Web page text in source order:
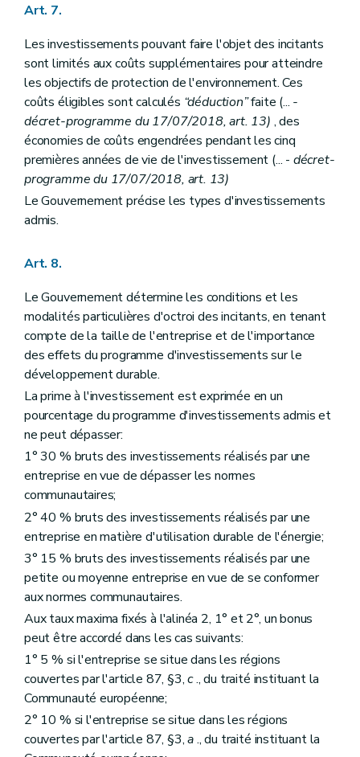
Art. 7.
Les investissements pouvant faire l'objet des incitants
sont limités aux coûts supplémentaires pour atteindre
les objectifs de protection de l'environnement. Ces
coûts éligibles sont calculés “déduction”faite (... -
décret-programme du 17/07/2018, art. 13) , des
économies de coûts engendrées pendant les cinq
premières années de vie de l'investissement (... - décret-
programme du 17/07/2018, art. 13)
Le Gouvernement précise les types d'investissements
admis.
Art. 8.
Le Gouvernement détermine les conditions et les
modalités particulières d'octroi des incitants, en tenant
compte de la taille de l'entreprise et de l'importance
des effets du programme d'investissements sur le
développement durable.
La prime à l'investissement est exprimée en un
pourcentage du programme d'investissements admis et
ne peut dépasser:
1° 30 % bruts des investissements réalisés par une
entreprise en vue de dépasser les normes
communautaires;
2° 40 % bruts des investissements réalisés par une
entreprise en matière d'utilisation durable de l'énergie;
3° 15 % bruts des investissements réalisés par une
petite ou moyenne entreprise en vue de se conformer
aux normes communautaires.
Aux taux maxima fixés à l'alinéa 2, 1° et 2°, un bonus
peut être accordé dans les cas suivants:
1° 5 % si l'entreprise se situe dans les régions
couvertes par l'article 87, §3,c., du traité instituant la
Communauté européenne;
2° 10 % si l'entreprise se situe dans les régions
couvertes par l'article 87, §3,a., du traité instituant la